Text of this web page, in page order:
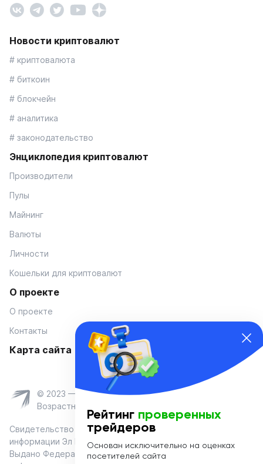
Новости криптовалют
# криптовалюта
# биткоин
# блокчейн
# аналитика
# законодательство
Энциклопедия криптовалют
Производители
Пулы
Майнинг
Валюты
Личности
Кошельки для криптовалют
О проекте
О проекте
Контакты
Карта сайта
© 2023 — Coinmania
Возрастное ограничение 16+
Свидетельство о регистрации средства массовой
информации Эл № ФС 77-74908 от «25» января 2019 г.
Выдано Федеральной службой по надзору в сфере связи,
Рейтинг проверенных
трейдеров
Основан исключительно на оценках
посетителей сайта